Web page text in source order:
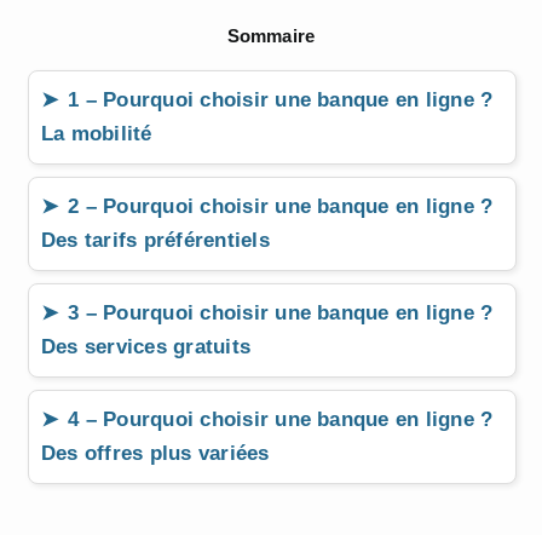
Sommaire
1 – Pourquoi choisir une banque en ligne ?
La mobilité
2 – Pourquoi choisir une banque en ligne ?
Des tarifs préférentiels
3 – Pourquoi choisir une banque en ligne ?
Des services gratuits
4 – Pourquoi choisir une banque en ligne ?
Des offres plus variées